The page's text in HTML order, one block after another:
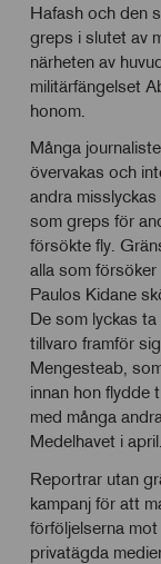
Hafash och den
greps i slutet av
närheten av
militärfängelset
honom.
Många
övervakas och
andra
som greps för
försökte fly.
alla som
Paulos Kidane
De som lyckas
tillvaro framför
Mengesteab,
innan hon flydde
med många
Medelhavet i april.
Reportrar utan
kampanj för att
förföljelserna
privatägda